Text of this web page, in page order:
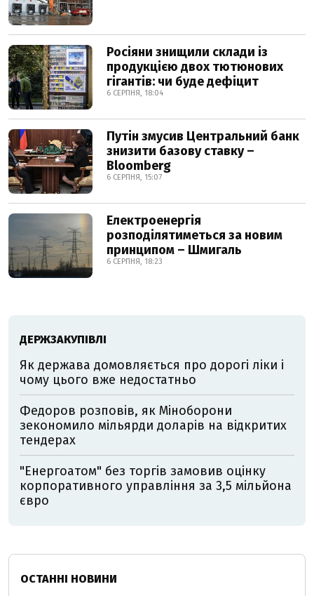
Росіяни знищили склади із
продукцією двох тютюнових
гігантів: чи буде дефіцит
6 СЕРПНЯ, 18:04
Путін змусив Центральний банк
знизити базову ставку –
Bloomberg
6 СЕРПНЯ, 15:07
Електроенергія
розподілятиметься за новим
принципом – Шмигаль
6 СЕРПНЯ, 18:23
ДЕРЖЗАКУПІВЛІ
Як держава домовляється про дорогі ліки і
чому цього вже недостатньо
Федоров розповів, як Міноборони
зекономило мільярди доларів на відкритих
тендерах
"Енергоатом" без торгів замовив оцінку
корпоративного управління за 3,5 мільйона
євро
ОСТАННІ НОВИНИ